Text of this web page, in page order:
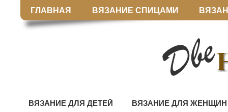
ГЛАВНАЯ ВЯЗАНИЕ СПИЦАМИ
ВЯЗАНИЕ ДЛЯ ДЕТЕЙ ВЯЗАНИЕ ДЛЯ ЖЕНЩИН